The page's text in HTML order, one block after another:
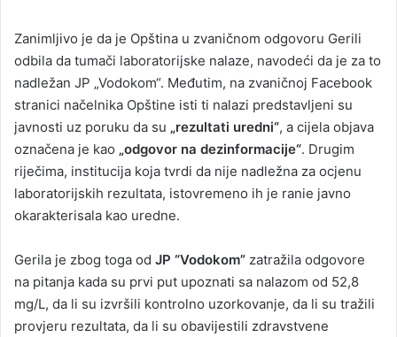
Zanimljivo je da je Opština u zvaničnom odgovoru Gerili
odbila da tumači laboratorijske nalaze, navodeći da je za to
nadležan JP „Vodokom“. Međutim, na zvaničnoj Facebook
stranici načelnika Opštine isti ti nalazi predstavljeni su
javnosti uz poruku da su „rezultati uredni“, a cijela objava
označena je kao „odgovor na dezinformacije“. Drugim
riječima, institucija koja tvrdi da nije nadležna za ocjenu
laboratorijskih rezultata, istovremeno ih je ranie javno
okarakterisala kao uredne.
Gerila je zbog toga od JP “Vodokom” zatražila odgovore
na pitanja kada su prvi put upoznati sa nalazom od 52,8
mg/L, da li su izvršili kontrolno uzorkovanje, da li su tražili
provjeru rezultata, da li su obavijestili zdravstvene